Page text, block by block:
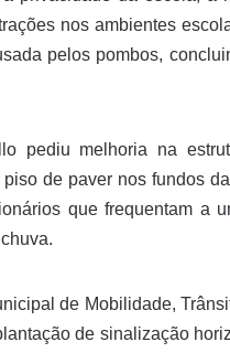
nos ambientes
pelos pombos,
pediu melhoria na
de paver nos fundos
que frequentam a
de Mobilidade,
de sinalização